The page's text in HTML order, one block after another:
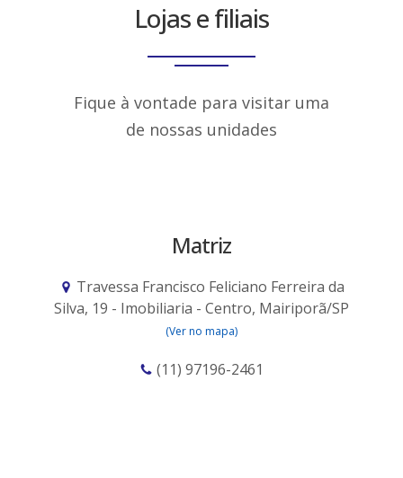
Lojas e filiais
Fique à vontade para visitar uma
de nossas unidades
Matriz
Travessa Francisco Feliciano Ferreira da
Silva, 19 - Imobiliaria - Centro, Mairiporã/SP
(Ver no mapa)
(11) 97196-2461